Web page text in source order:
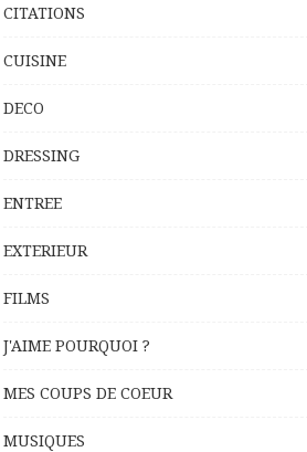
CITATIONS
CUISINE
DECO
DRESSING
ENTREE
EXTERIEUR
FILMS
J'AIME POURQUOI ?
MES COUPS DE COEUR
MUSIQUES